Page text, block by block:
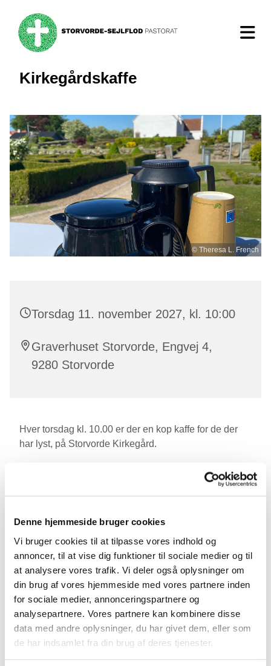
Denne hjemmeside bruger cookies
Vi bruger cookies til at tilpasse vores indhold og
annoncer, til at vise dig funktioner til sociale medier og til
at analysere vores trafik. Vi deler også oplysninger om
din brug af vores hjemmeside med vores partnere inden
for sociale medier, annonceringspartnere og
analysepartnere. Vores partnere kan kombinere disse
data med andre oplysninger, du har givet dem, eller som
de har indsamlet fra din brug af deres tjenester.
Kirkegårdskaffe
© Theresa L. French
Torsdag 11. november 2027, kl. 10:00
Graverhuset Storvorde, Engvej 4,
9280 Storvorde
Hver torsdag kl. 10.00 er der en kop kaffe for de der
har lyst, på Storvorde Kirkegård.